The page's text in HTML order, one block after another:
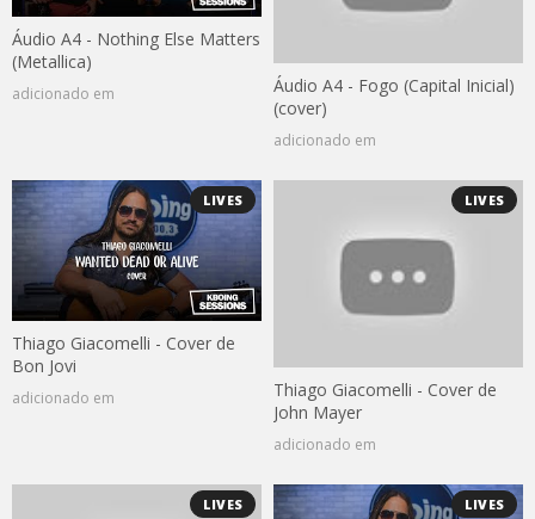
Áudio A4 - Nothing Else Matters
(Metallica)
adicionado em
Áudio A4 - Fogo (Capital Inicial)
(cover)
adicionado em
LIVES
Thiago Giacomelli - Cover de
Bon Jovi
adicionado em
LIVES
Thiago Giacomelli - Cover de
John Mayer
adicionado em
LIVES LIVES